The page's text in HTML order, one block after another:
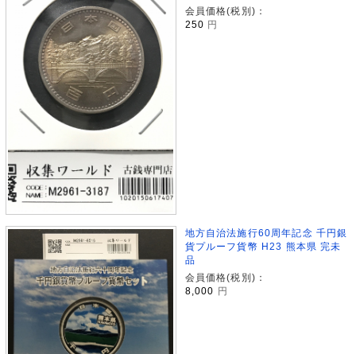
会員価格(税別)：
250 円
地方自治法施行60周年記念 千円銀
貨プルーフ貨幣 H23 熊本県 完未
品
会員価格(税別)：
8,000
円